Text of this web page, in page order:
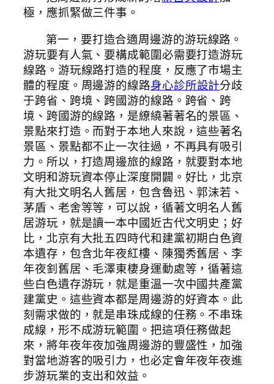
極，應抓緊做三件事。
第一，要打造合適周邊游的游玩線路。
游玩要有人氣、要構成範圍必需要打造游玩
線路。游玩線路打造的程度，反應了市場主
體的程度。周邊游的線路身心診所設計分歧
于跨省、跨境、跨國游的線路。跨省、跨
境、跨國游的線路，是繚繞著著名的景區、
景點來打造。而對于本地人來說，這些著名
景區、景點都不止一次往過，不再具有吸引
力。所以，打造周邊旅的線路，就要對本地
文明和游玩資本停止深度開闢。好比，北京
有大批文明名人舊居，包含魯迅、郭沫若、
茅盾、老舍等等，可以說，循著文明名人舊
居游玩，就是讀一本中國近古代文明史；好
比，北京有大批五四時代和建黨初期白色資
本遺存，包含北年夜紅樓、陳獨秀舊居、李
年夜釗舊居、毛澤東棲身運動處等，循著這
些白色遺存游玩，就是重溫一次中國共產黨
建黨史。這些資本都是周邊游的好資本。此
刻需求做的，就是串珠成線的任務。不串珠
成線，形不成游玩範圍。把這項任務做起
來，將年夜年夜加強周邊游的豐盛性，加強
對當地游客的吸引力，也必定會年夜年夜進
步游玩業的支出和效益。